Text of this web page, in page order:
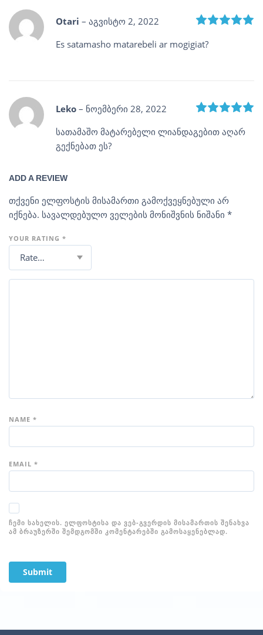
Otari – აგვისტო 2, 2022
Es satamasho matarebeli ar mogigiat?
Leko – ნოემბერი 28, 2022
სათამაშო მატარებელი ლიანდაგებით აღარ
გექნებათ ეს?
ADD A REVIEW
თქვენი ელფოსტის მისამართი გამოქვეყნებული არ
იქნება. სავალდებულო ველების მონიშვნის ნიშანი *
YOUR RATING *
NAME *
EMAIL *
ᲩᲔᲛᲘ ᲡᲐᲮᲔᲚᲘᲡ. ᲔᲚᲤᲝᲡᲢᲘᲡᲐ ᲓᲐ ᲕᲔᲑ-ᲒᲕᲔᲠᲓᲘᲡ ᲛᲘᲡᲐᲛᲐᲠᲗᲘᲡ ᲨᲔᲜᲐᲮᲕᲐ
ᲐᲛ ᲑᲠᲐᲣᲖᲔᲠᲨᲘ ᲨᲔᲛᲓᲒᲝᲛᲨᲘ ᲙᲝᲛᲔᲜᲢᲐᲠᲔᲑᲨᲘ ᲒᲐᲛᲝᲡᲐᲧᲔᲜᲔᲑᲚᲐᲓ.